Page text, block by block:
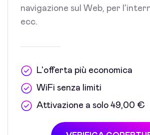
navigazione sul Web, per
ecc.
L'offerta più economica
WiFi senza limiti
Attivazione a solo 49,00 €